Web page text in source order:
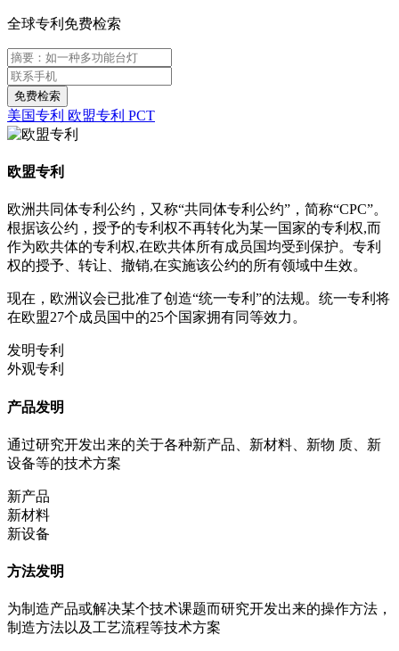
全球专利免费检索
美国专利 欧盟专利 PCT
欧盟专利
欧洲共同体专利公约，又称“共同体专利公约”，简称“CPC”。
根据该公约，授予的专利权不再转化为某一国家的专利权,而
作为欧共体的专利权,在欧共体所有成员国均受到保护。专利
权的授予、转让、撤销,在实施该公约的所有领域中生效。
现在，欧洲议会已批准了创造“统一专利”的法规。统一专利将
在欧盟27个成员国中的25个国家拥有同等效力。
发明专利
外观专利
产品发明
通过研究开发出来的关于各种新产品、新材料、新物 质、新
设备等的技术方案
新产品
新材料
新设备
方法发明
为制造产品或解决某个技术课题而研究开发出来的操作方法，
制造方法以及工艺流程等技术方案